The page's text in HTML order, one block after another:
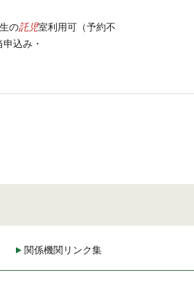
の託児室利用可（予約不
込み・
関係機関リンク集